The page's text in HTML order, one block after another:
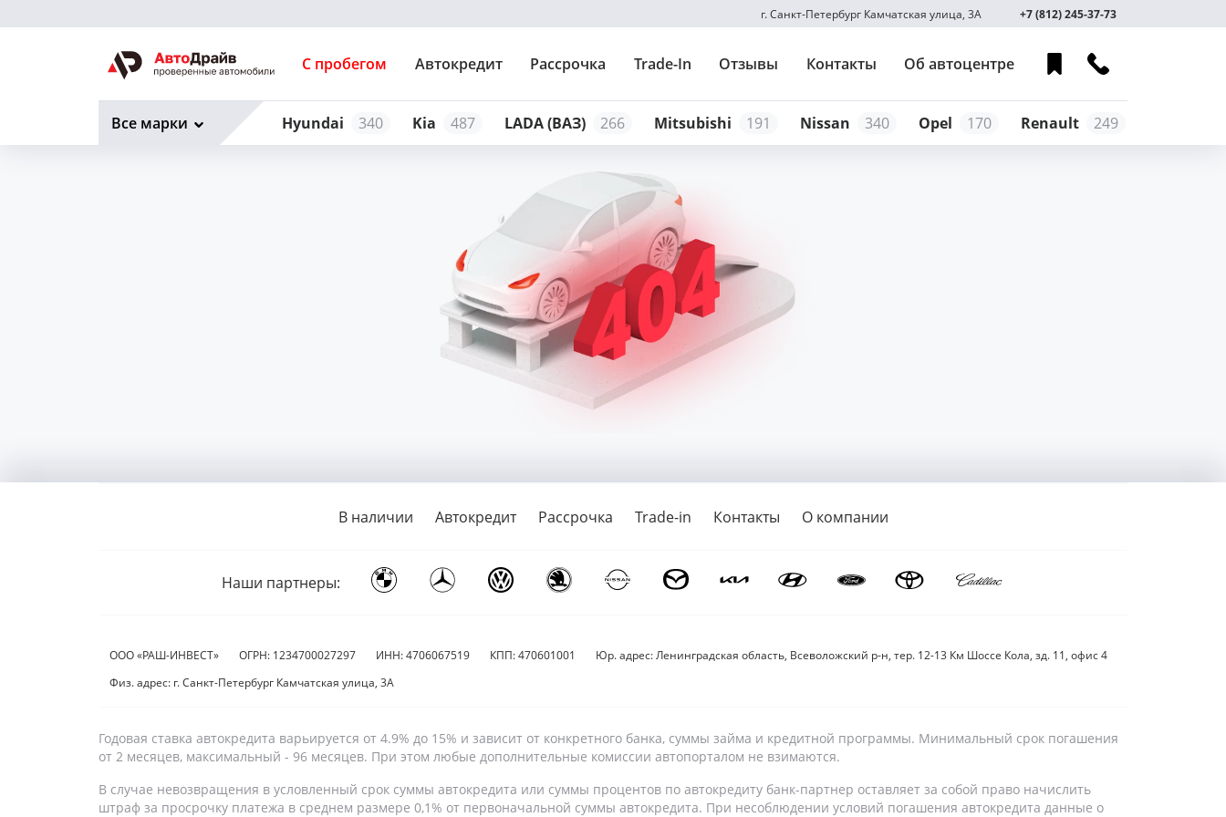
г. Санкт-Петербург Камчатская улица, 3А +7 (812) 245-37-73
С пробегом Автокредит Рассрочка Trade-In Отзывы Контакты Об автоцентре
Hyundai 340 Kia 487 LADA (ВАЗ) 266 Mitsubishi 191 Nissan 340 Opel 170 Renault 249
Все марки
В наличии Автокредит Рассрочка Trade-in Контакты О компании
Наши партнеры:
ООО «РАШ-ИНВЕСТ» ОГРН: 1234700027297 ИНН: 4706067519 КПП: 470601001
Юр. адрес: Ленинградская область, Всеволожский р-н, тер. 12-13 Км Шоссе Кола, зд. 11, офис 4
Физ. адрес: г. Санкт-Петербург Камчатская улица, 3А
Годовая ставка автокредита варьируется от 4.9% до 15% и зависит от конкретного банка, суммы займа и кредитной программы. Минимальный срок погашения
от 2 месяцев, максимальный - 96 месяцев. При этом любые дополнительные комиссии автопорталом не взимаются.
В случае невозвращения в условленный срок суммы автокредита или суммы процентов по автокредиту банк-партнер оставляет за собой право начислить
штраф за просрочку платежа в среднем размере 0,1% от первоначальной суммы автокредита. При несоблюдении условий погашения автокредита данные о